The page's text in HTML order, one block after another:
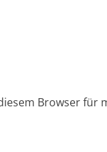
Browser